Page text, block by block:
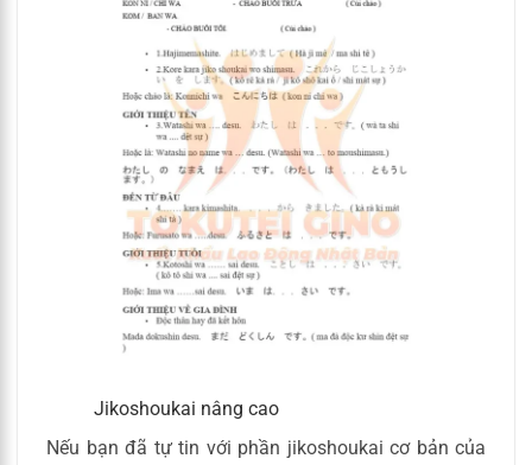
Jikoshoukai nâng cao
Nếu bạn đã tự tin với phần jikoshoukai cơ bản của